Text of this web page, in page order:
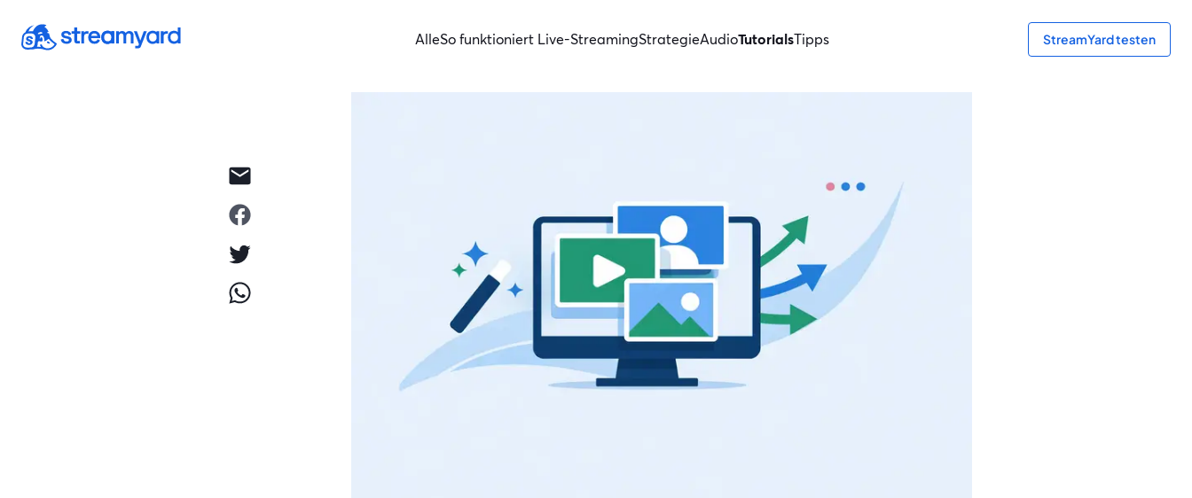
AlleSo funktioniert Live-StreamingStrategieAudioTutorialsTipps StreamYard testen